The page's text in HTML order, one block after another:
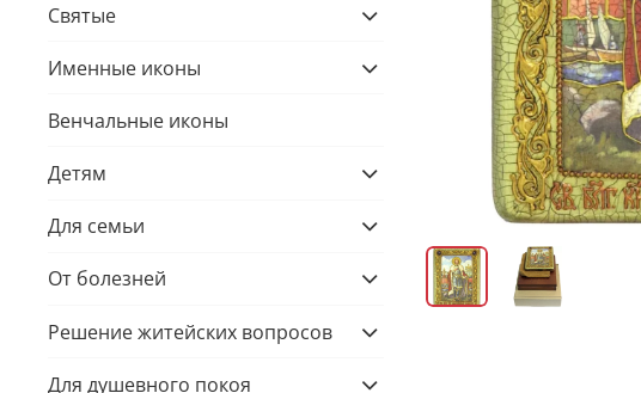
Святые
Именные иконы
Венчальные иконы
Детям
Для семьи
От болезней
Решение житейских вопросов
Для душевного покоя